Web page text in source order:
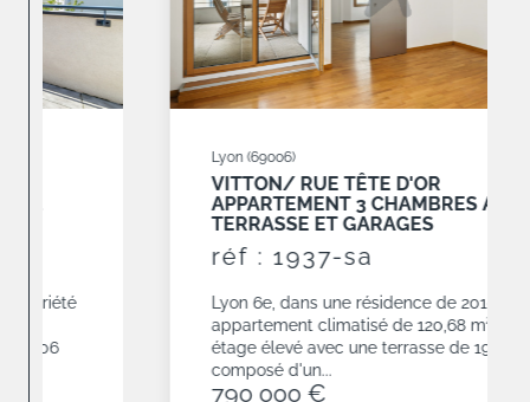
VITTON/ RUE TÊTE D'OR
APPARTEMENT 3 CHAMBRES AVEC
TERRASSE ET GARAGES
réf : 1937-sa
Lyon 6e, dans une résidence de 2010,
appartement climatisé de 120,68 m² situé en
étage élevé avec une terrasse de 19 m². Il est